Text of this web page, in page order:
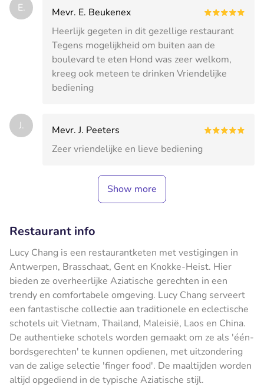
E.
Mevr. E. Beukenex
Heerlijk gegeten in dit gezellige restaurant
Tegens mogelijkheid om buiten aan de
boulevard te eten Hond was zeer welkom,
kreeg ook meteen te drinken Vriendelijke
bediening
J.
Mevr. J. Peeters
Zeer vriendelijke en lieve bediening
Show more
Restaurant info
Lucy Chang is een restaurantketen met vestigingen in
Antwerpen, Brasschaat, Gent en Knokke-Heist. Hier
bieden ze overheerlijke Aziatische gerechten in een
trendy en comfortabele omgeving. Lucy Chang serveert
een fantastische collectie aan traditionele en eclectische
schotels uit Vietnam, Thailand, Maleisië, Laos en China.
De authentieke schotels worden gemaakt om ze als 'één-
bordsgerechten' te kunnen opdienen, met uitzondering
van de zalige selectie 'finger food'. De maaltijden worden
altijd opgediend in de typische Aziatische stijl.